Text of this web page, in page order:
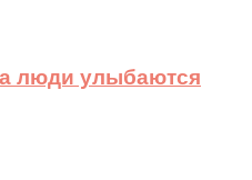
люди улыбаются